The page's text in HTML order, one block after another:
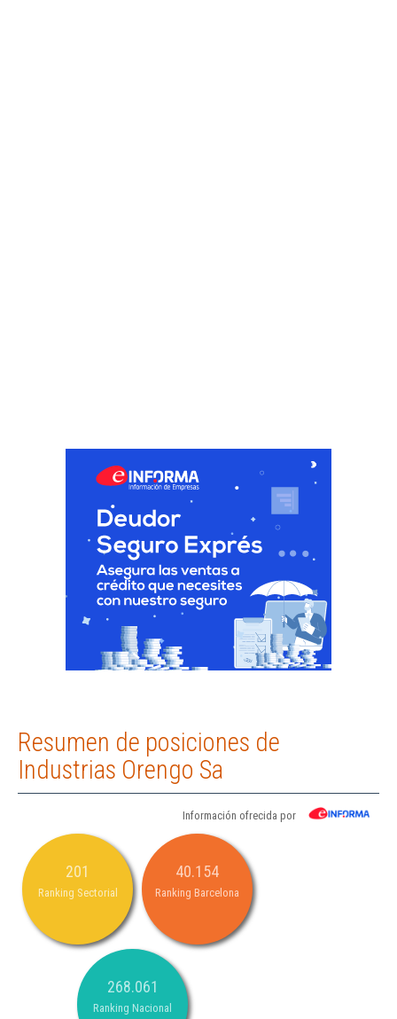
Resumen de posiciones de
Industrias Orengo Sa
Información ofrecida por
201
Ranking Sectorial
40.154
Ranking Barcelona
268.061
Ranking Nacional